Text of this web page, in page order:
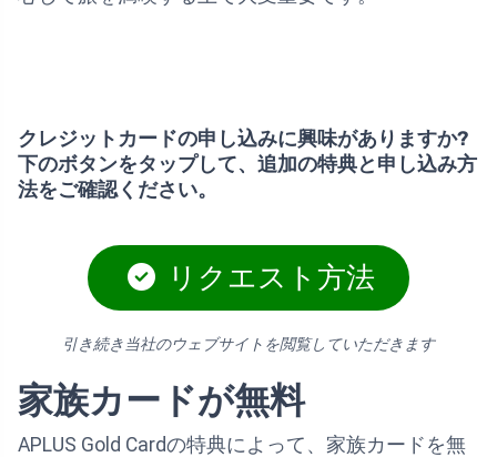
クレジットカードの申し込みに興味がありますか?
下のボタンをタップして、追加の特典と申し込み方
法をご確認ください。
リクエスト方法
引き続き当社のウェブサイトを閲覧していただきます
家族カードが無料
APLUS Gold Cardの特典によって、家族カードを無